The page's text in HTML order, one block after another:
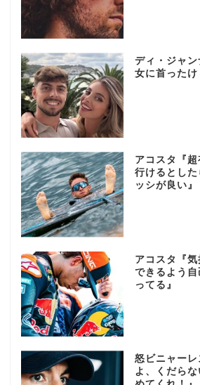
ディ・ジャ
女に首ったけ
アコスタ『
行けるとし
ッシが良い』
アコスタ『
できるよう自
ってる』
怒ビニャー
よ、くだら